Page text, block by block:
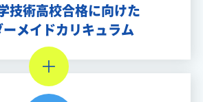
技術高校合格に向けた
メイドカリキュラム